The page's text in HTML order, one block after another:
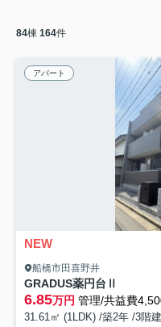
84棟 164件
アパート
NEW
船橋市田喜野井
GRADUS薬円台Ⅱ
6.85万円 管理/共益費
31.61㎡ (1LDK) /築2年 /3階建